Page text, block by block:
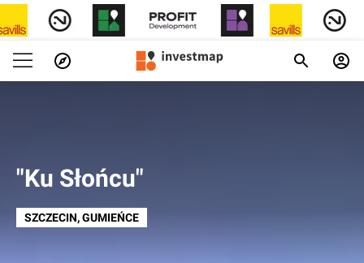
"Ku Słońcu"
SZCZECIN, GUMIEŃCE